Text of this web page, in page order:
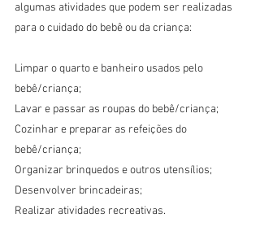
algumas atividades que podem ser realizadas
para o cuidado do bebê ou da criança:
Limpar o quarto e banheiro usados pelo
bebê/criança;
Lavar e passar as roupas do bebê/criança;
Cozinhar e preparar as refeições do
bebê/criança;
Organizar brinquedos e outros utensílios;
Desenvolver brincadeiras;
Realizar atividades recreativas.